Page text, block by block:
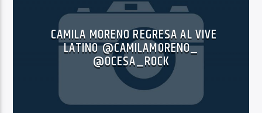
CAMILA MORENO REGRESA AL VIVE
LATINO @CAMILAMORENO_
@OCESA_ROCK